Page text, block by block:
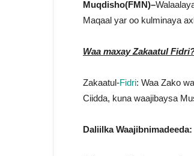
Muqdisho(FMN)–
Maqaal yar oo kulminaya
Waa maxay Zakaatul
Zakaatul-Fidri: Waa Zako
Ciidda, kuna waajibaysa
Daliilka Waajibnimadeeda: